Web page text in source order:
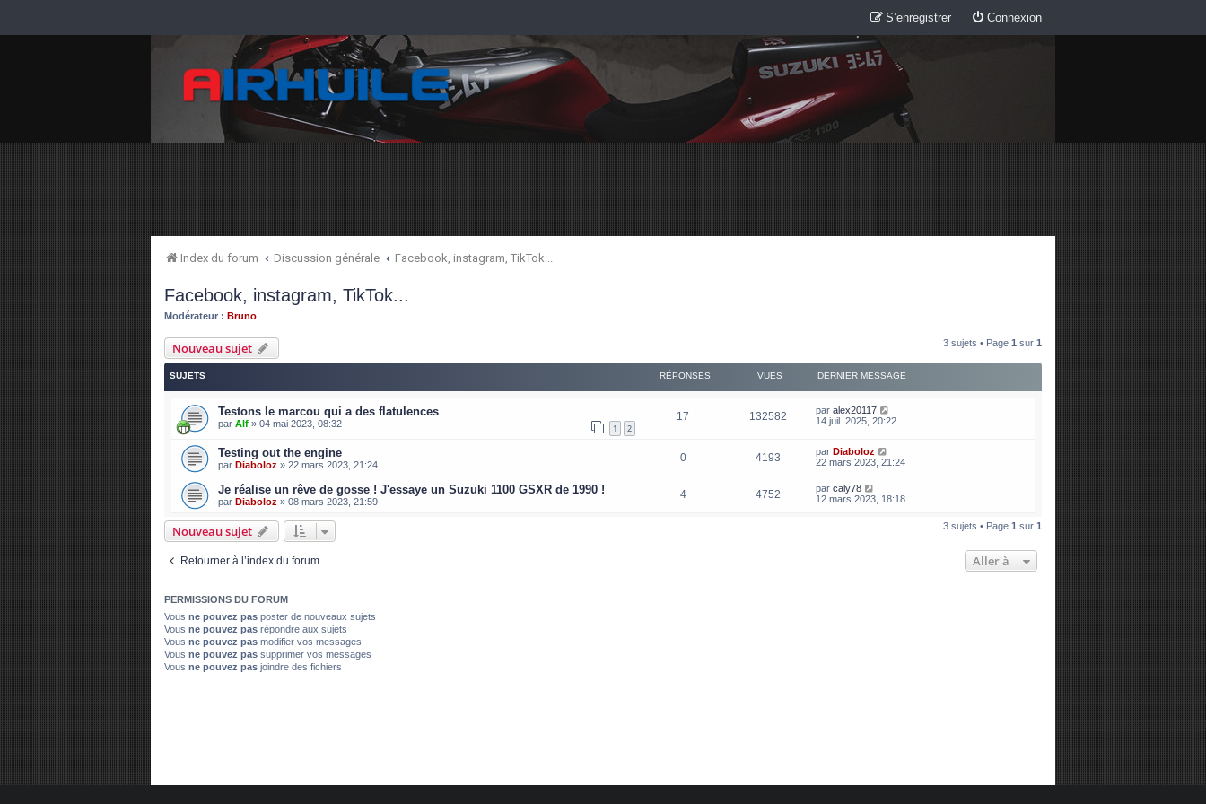
Connexion
S’enregistrer
Index du forum Discussion générale Facebook, instagram, TikTok...
Facebook, instagram, TikTok...
Modérateur : Bruno
Nouveau sujet 3 sujets • Page 1 sur 1
SUJETS RÉPONSES VUES DERNIER MESSAGE
Testons le marcou qui a des flatulences
par Alf » 04 mai 2023, 08:32 1 2
17 132582 par alex20117
14 juil. 2025, 20:22
Testing out the engine
par Diaboloz » 22 mars 2023, 21:24
0 4193 par Diaboloz
22 mars 2023, 21:24
Je réalise un rêve de gosse ! J'essaye un Suzuki 1100 GSXR de 1990 !
par Diaboloz » 08 mars 2023, 21:59
4 4752 par caly78
12 mars 2023, 18:18
Nouveau sujet 3 sujets • Page 1 sur 1
Retourner à l’index du forum Aller à
PERMISSIONS DU FORUM
Vous ne pouvez pas poster de nouveaux sujets
Vous ne pouvez pas répondre aux sujets
Vous ne pouvez pas modifier vos messages
Vous ne pouvez pas supprimer vos messages
Vous ne pouvez pas joindre des fichiers